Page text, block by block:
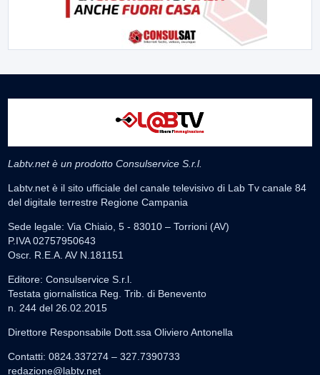
Labtv.net è un prodotto Consulservice S.r.l.
Labtv.net è il sito ufficiale del canale televisivo di Lab Tv canale 84
del digitale terrestre Regione Campania
Sede legale: Via Chiaio, 5 - 83010 – Torrioni (AV)
P.IVA 02757950643
Oscr. R.E.A. AV N.181151
Editore: Consulservice S.r.l.
Testata giornalistica Reg. Trib. di Benevento
n. 244 del 26.02.2015
Direttore Responsabile Dott.ssa Oliviero Antonella
Contatti: 0824.337274 – 327.7390733
redazione@labtv.net